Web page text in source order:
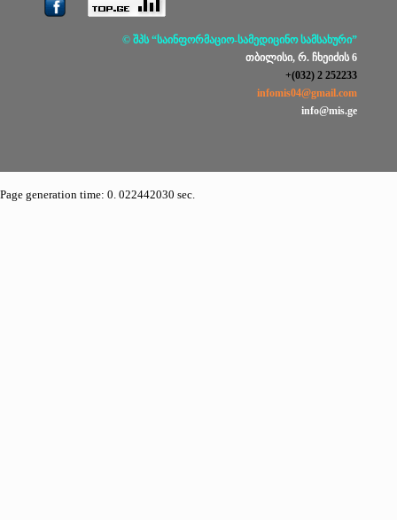
© შპს “საინფორმაციო-სამედიცინო სამსახური”
თბილისი, რ. ჩხეიძის 6
+(032) 2 252233
infomis04@gmail.com
info@mis.ge
Page generation time: 0. 022442030 sec.